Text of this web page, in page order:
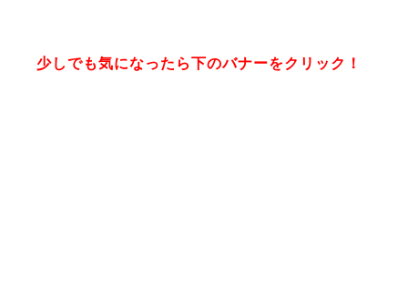
少しでも気になったら下のバナーをクリック！